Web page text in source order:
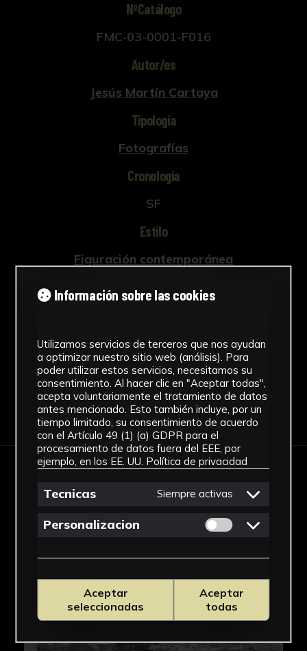
NºCatálogo
FMC-03-0001-F016
Autor/es
Jesús Martín Cartaya
Tipología
Fotografías
Cronología
SF
Estilo
Figuración contemporánea
Técnica
Descargar Ficha
IMÁGENES
Información sobre las cookies
Utilizamos servicios de terceros que nos ayudan
a optimizar nuestro sitio web (análisis). Para
poder utilizar estos servicios, necesitamos su
consentimiento. Al hacer clic en "Aceptar todas",
acepta voluntariamente el tratamiento de datos
antes mencionado. Esto también incluye, por un
tiempo limitado, su consentimiento de acuerdo
con el Artículo 49 (1) (a) GDPR para el
procesamiento de datos fuera del EEE, por
ejemplo, en los EE. UU. Política de privacidad
Tecnicas Siempre activas
Personalizacion Permitir cookies
Aceptar
seleccionadas
Aceptar
todas